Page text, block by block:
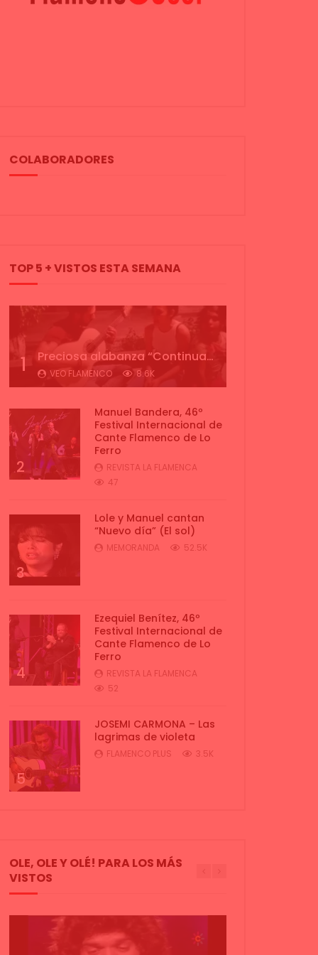
COLABORADORES
TOP 5 + VISTOS ESTA SEMANA
1 Preciosa alabanza “Continua” cantada por ALBA CORTES acompañada de IVAN a la guitarra | VEOFLAMENCO
VEO FLAMENCO 8.6K
2
Manuel Bandera, 46º
Festival Internacional de
Cante Flamenco de Lo
Ferro
REVISTA LA FLAMENCA
47
3
Lole y Manuel cantan
“Nuevo día” (El sol)
MEMORANDA 52.5K
4
Ezequiel Benítez, 46º
Festival Internacional de
Cante Flamenco de Lo
Ferro
REVISTA LA FLAMENCA
52
5
JOSEMI CARMONA – Las
lagrimas de violeta
FLAMENCO PLUS 3.5K
OLE, OLE Y OLÉ! PARA LOS MÁS
VISTOS